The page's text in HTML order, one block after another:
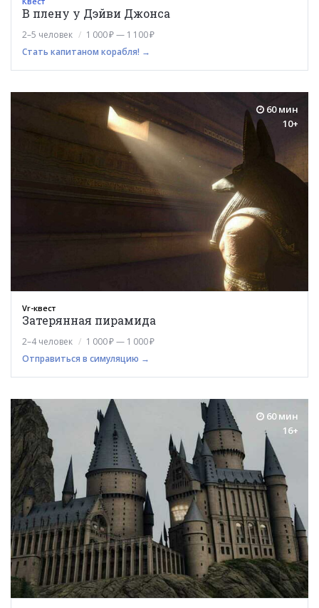
В плену у Дэйви Джонса
2–5 человек
1 000 ₽ — 1 100 ₽
Стать капитаном корабля! →
60 мин
10+
Vr-квест
Затерянная пирамида
2–4 человек
1 000 ₽ — 1 000 ₽
Отправиться в симуляцию →
60 мин
16+